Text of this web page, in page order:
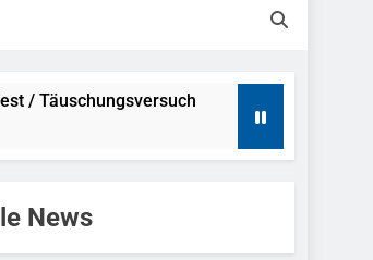
/ Täuschungsversuch
Belästigung
News